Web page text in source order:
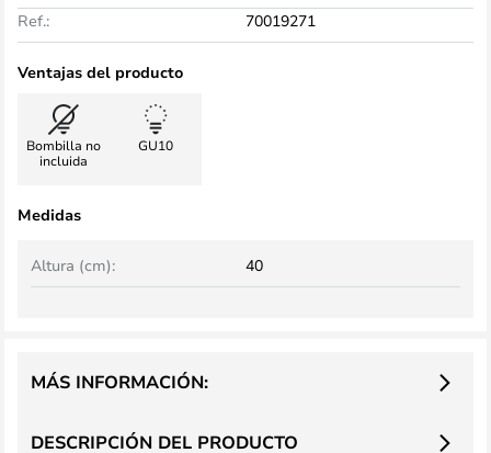
Ref.:
70019271
Ventajas del producto
Bombilla no
incluida
GU10
Medidas
Altura (cm): 40
DESCRIPCIÓN DEL PRODUCTO
MÁS INFORMACIÓN: